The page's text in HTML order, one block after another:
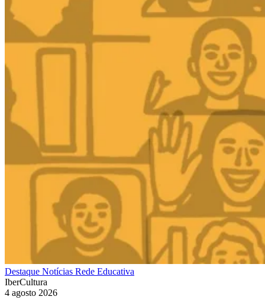
Destaque Notícias Rede Educativa
IberCultura
4 agosto 2026